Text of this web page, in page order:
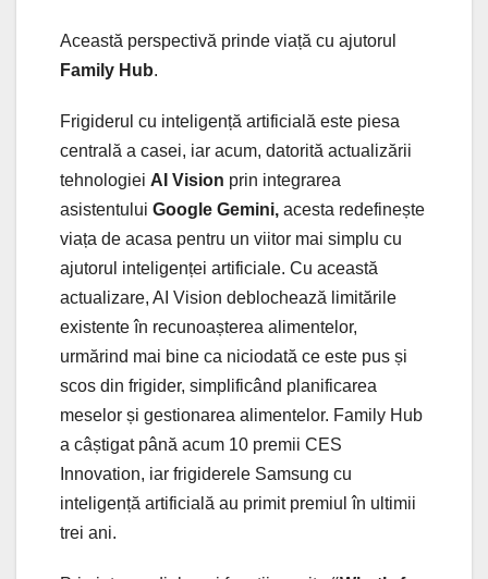
Această perspectivă prinde viață cu ajutorul
Family Hub.
Frigiderul cu inteligență artificială este piesa
centrală a casei, iar acum, datorită actualizării
tehnologiei AI Vision prin integrarea
asistentului Google Gemini, acesta redefinește
viața de acasa pentru un viitor mai simplu cu
ajutorul inteligenței artificiale. Cu această
actualizare, AI Vision deblochează limitările
existente în recunoașterea alimentelor,
urmărind mai bine ca niciodată ce este pus și
scos din frigider, simplificând planificarea
meselor și gestionarea alimentelor. Family Hub
a câștigat până acum 10 premii CES
Innovation, iar frigiderele Samsung cu
inteligență artificială au primit premiul în ultimii
trei ani.